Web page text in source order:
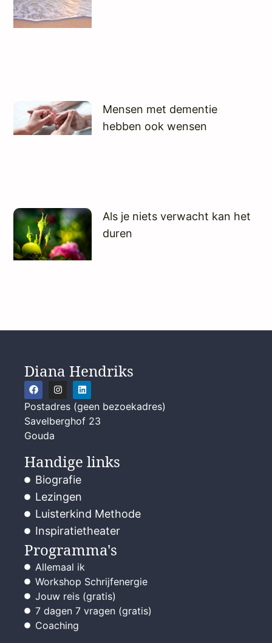
Mensen met dementie
hebben ook wensen
Als je niets verwacht kan het
duren
Diana Hendriks
Postadres (geen bezoekadres)
Savelberghof 23
Gouda
Handige links
Biografie
Lezingen
Luisterkind Methode
Inspiratietheater
Programma's
Allemaal ik
Workshop Schrijfenergie
Jouw reis (gratis)
7 dagen 7 vragen (gratis)
Coaching